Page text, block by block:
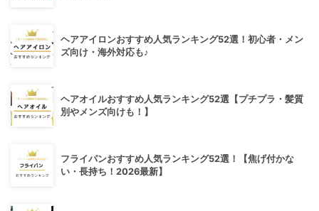
ヘアアイロンおすすめ人気ランキング52選！初心者・メン
ズ向け・海外対応も♪
ヘアオイルおすすめ人気ランキング52選【プチプラ・髪質
別やメンズ向けも！】
フライパンおすすめ人気ランキング52選！【焦げ付かな
い・長持ち！2026最新】